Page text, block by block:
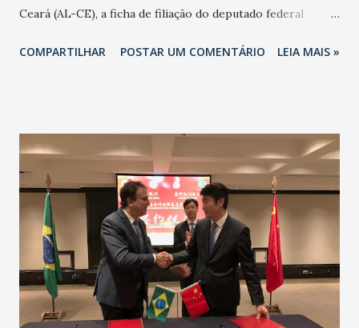
Ceará (AL-CE), a ficha de filiação do deputado federal
tinha sido do PMDB. Prestigiarão o ato de filiação além de
COMPARTILHAR POSTAR UM COMENTÁRIO LEIA MAIS »